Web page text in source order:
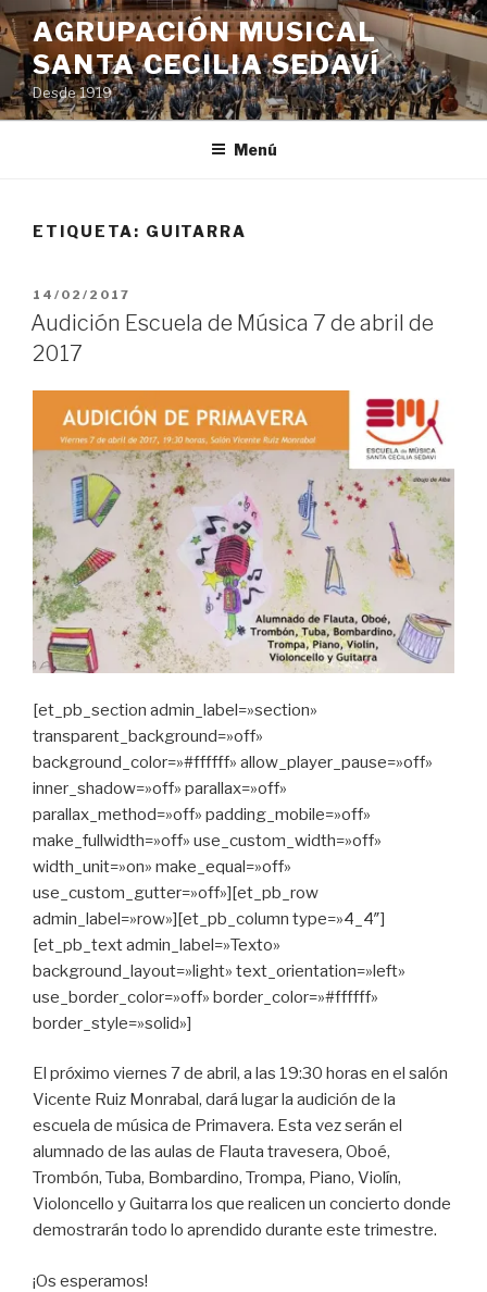
Saltar
al
contenido
AGRUPACIÓN MUSICAL
SANTA CECILIA SEDAVÍ
Desde 1919
Menú
ETIQUETA: GUITARRA
PUBLICADO
EL
14/02/2017
Audición Escuela de Música 7 de abril de
2017
[et_pb_section admin_label=»section»
transparent_background=»off»
background_color=»#ffffff» allow_player_pause=»off»
inner_shadow=»off» parallax=»off»
parallax_method=»off» padding_mobile=»off»
make_fullwidth=»off» use_custom_width=»off»
width_unit=»on» make_equal=»off»
use_custom_gutter=»off»][et_pb_row
admin_label=»row»][et_pb_column type=»4_4″]
[et_pb_text admin_label=»Texto»
background_layout=»light» text_orientation=»left»
use_border_color=»off» border_color=»#ffffff»
border_style=»solid»]
El próximo viernes 7 de abril, a las 19:30 horas en el salón
Vicente Ruiz Monrabal, dará lugar la audición de la
escuela de música de Primavera. Esta vez serán el
alumnado de las aulas de Flauta travesera, Oboé,
Trombón, Tuba, Bombardino, Trompa, Piano, Violín,
Violoncello y Guitarra los que realicen un concierto donde
demostrarán todo lo aprendido durante este trimestre.
¡Os esperamos!